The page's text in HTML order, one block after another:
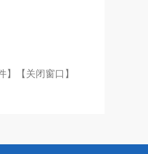
】 【关闭窗口】